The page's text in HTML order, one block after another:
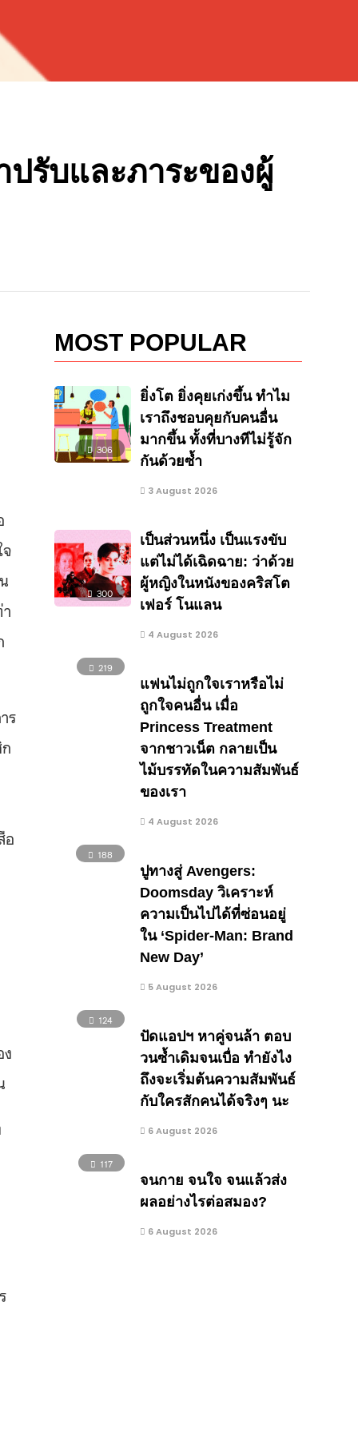
รับและภาระของผู้
ร
อ
MOST POPULAR
306
ยิ่งโต ยิ่งคุยเก่งขึ้น ทำไม
เราถึงชอบคุยกับคนอื่น
มากขึ้น ทั้งที่บางทีไม่รู้จัก
กันด้วยซ้ำ
3 August 2026
300
เป็นส่วนหนึ่ง เป็นแรงขับ
แต่ไม่ได้เฉิดฉาย: ว่าด้วย
ผู้หญิงในหนังของคริสโต
เฟอร์ โนแลน
4 August 2026
219
แฟนไม่ถูกใจเราหรือไม่
ถูกใจคนอื่น เมื่อ
Princess Treatment
จากชาวเน็ต กลายเป็น
ไม้บรรทัดในความสัมพันธ์
ของเรา
4 August 2026
188
ปูทางสู่ Avengers:
Doomsday วิเคราะห์
ความเป็นไปได้ที่ซ่อนอยู่
ใน ‘Spider-Man: Brand
New Day’
5 August 2026
124
ปัดแอปฯ หาคู่จนล้า ตอบ
วนซ้ำเดิมจนเบื่อ ทำยังไง
ถึงจะเริ่มต้นความสัมพันธ์
กับใครสักคนได้จริงๆ นะ
6 August 2026
117
จนกาย จนใจ จนแล้วส่ง
ผลอย่างไรต่อสมอง?
6 August 2026